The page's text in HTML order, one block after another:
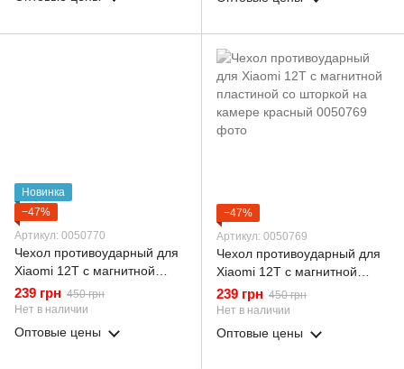
Новинка
−47%
Артикул: 0050770
Чехол противоударный для
Xiaomi 12T с магнитной
пластиной со шторкой на
камере синий
239 грн 450 грн
Нет в наличии
Оптовые цены
−47%
Артикул: 0050769
Чехол противоударный для
Xiaomi 12T с магнитной
пластиной со шторкой на
камере красный
239 грн 450 грн
Нет в наличии
Оптовые цены